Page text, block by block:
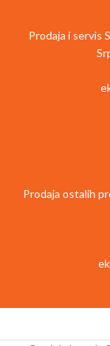
Prodaja i servis
Prodaja ostalih